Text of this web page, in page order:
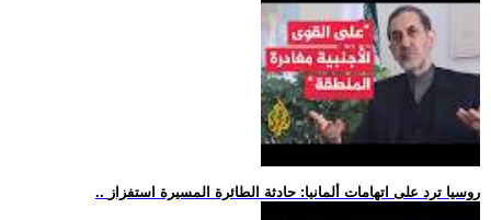
.. روسيا ترد على اتهامات ألمانيا: حادثة الطائرة المسيرة استفزاز